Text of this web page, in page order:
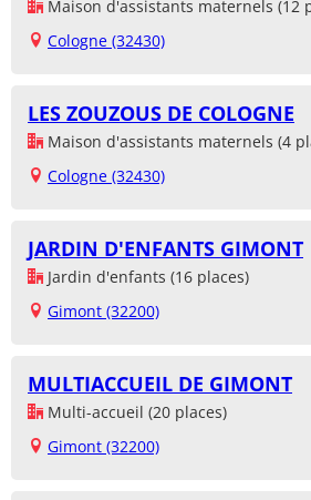
Maison d'assistants maternels (12
Cologne (32430)
LES ZOUZOUS DE COLOGNE
Maison d'assistants maternels (4
Cologne (32430)
JARDIN D'ENFANTS GIMONT
Jardin d'enfants (16 places)
Gimont (32200)
MULTIACCUEIL DE GIMONT
Multi-accueil (20 places)
Gimont (32200)